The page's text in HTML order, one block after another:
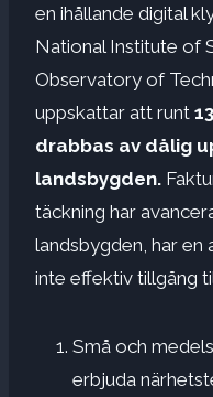
en ihållande digital
National Institute of
Observatory of
uppskattar att runt
drabbas av dålig
landsbygden.
täckning har
landsbygden, har en
inte effektiv tillgång
Små och
erbjuda